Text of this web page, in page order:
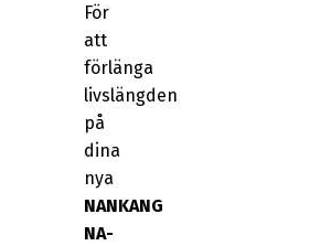
För
att
förlänga
livslängden
på
dina
nya
NANKANG
NA-